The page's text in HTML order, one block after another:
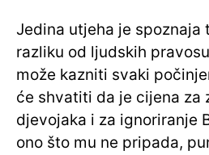
Jedina utjeha je spoznaja
razliku od ljudskih
može kazniti svaki
će shvatiti da je cijena za
djevojaka i za ignoriranje
ono što mu ne pripada,